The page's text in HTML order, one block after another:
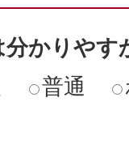
かりやす
普通